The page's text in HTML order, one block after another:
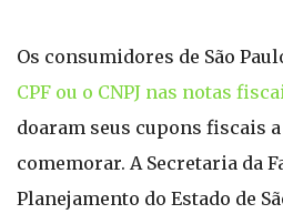
Os consumidores de São
CPF ou o CNPJ nas notas
doaram seus cupons fiscais
comemorar. A Secretaria da
Planejamento do Estado de